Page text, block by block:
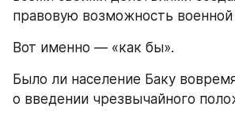
правовую возможность военной
Вот именно — «как бы».
Было ли население Баку
о введении чрезвычайного